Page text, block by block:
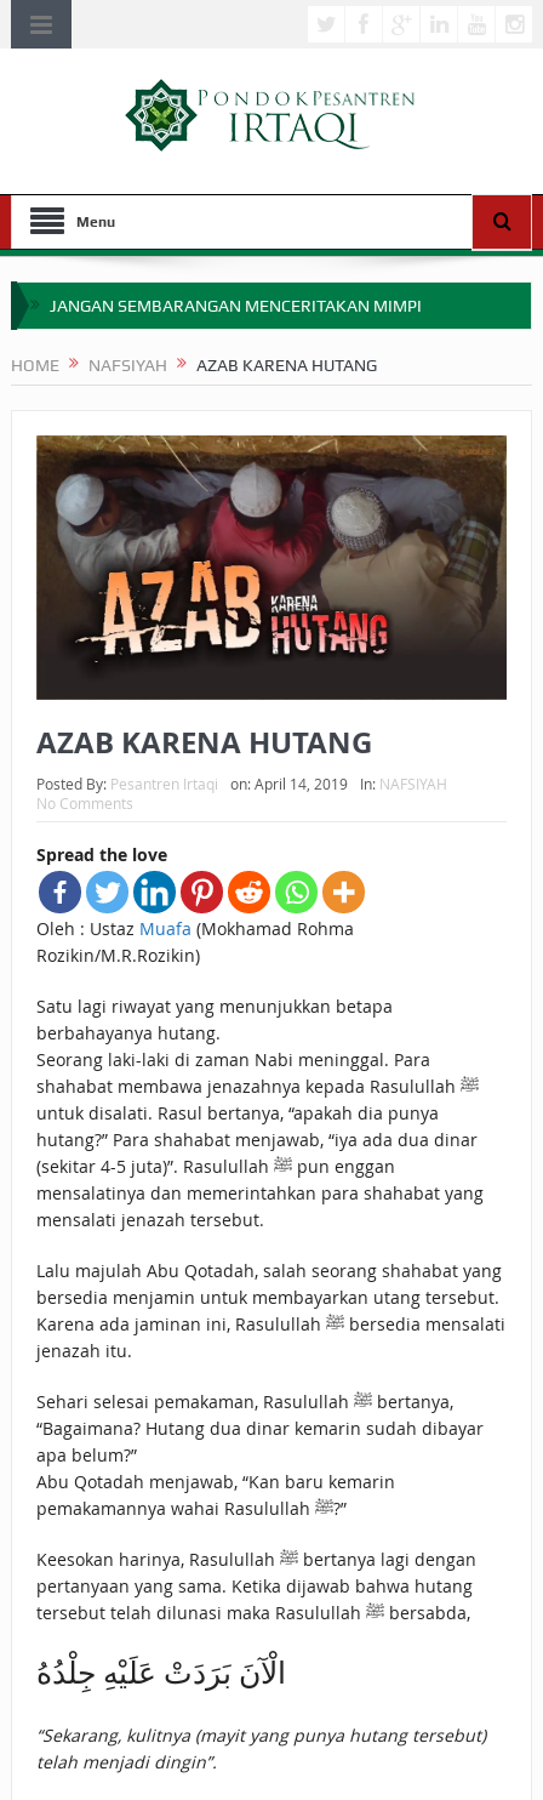
Menu
JANGAN SEMBARANGAN MENCERITAKAN MIMPI
APA HUKUM MEMPERCEPAT PEMBAYARAN ZAKAT
SEBELUM TIBA SAAT WAJIB?
HAKIKAT NIKMAT DI DUNIA!
BAGAIMANA CARA MEMBAYAR ZAKAT UANG?
UANG HARAM BISA MENJADI HALAL JIKA SEBAB
HUKUM MEMBAYAR ZAKAT DENGAN CARA MENGANGSUR
HUKUM MEMBAYAR ZAKAT KEPADA KERABAT SENDIRI
HOME NAFSIYAH AZAB KARENA HUTANG
AZAB KARENA HUTANG
Posted By: Pesantren Irtaqi on:April 14, 2019 In: NAFSIYAH
No Comments
Spread the love
Oleh : Ustaz Muafa (Mokhamad Rohma
Rozikin/M.R.Rozikin)
Satu lagi riwayat yang menunjukkan betapa
berbahayanya hutang.
Seorang laki-laki di zaman Nabi meninggal. Para
shahabat membawa jenazahnya kepada Rasulullah ﷺ
untuk disalati. Rasul bertanya, “apakah dia punya
hutang?” Para shahabat menjawab, “iya ada dua dinar
(sekitar 4-5 juta)”. Rasulullah ﷺ pun enggan
mensalatinya dan memerintahkan para shahabat yang
mensalati jenazah tersebut.
Lalu majulah Abu Qotadah, salah seorang shahabat yang
bersedia menjamin untuk membayarkan utang tersebut.
Karena ada jaminan ini, Rasulullah ﷺ bersedia mensalati
jenazah itu.
Sehari selesai pemakaman, Rasulullah ﷺ bertanya,
“Bagaimana? Hutang dua dinar kemarin sudah dibayar
apa belum?”
Abu Qotadah menjawab, “Kan baru kemarin
pemakamannya wahai Rasulullah ﷺ?”
Keesokan harinya, Rasulullah ﷺ bertanya lagi dengan
pertanyaan yang sama. Ketika dijawab bahwa hutang
tersebut telah dilunasi maka Rasulullah ﷺ bersabda,
الْآنَ بَرَدَتْ عَلَيْهِ جِلْدُهُ
“Sekarang, kulitnya (mayit yang punya hutang tersebut)
telah menjadi dingin”.